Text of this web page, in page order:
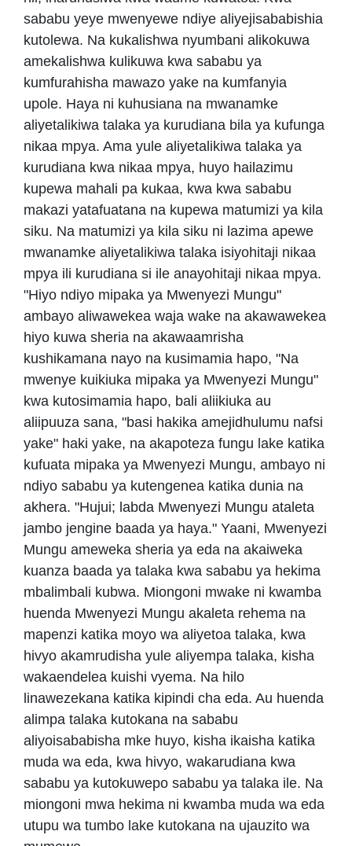
sababu yeye mwenyewe ndiye aliyejisababishia
kutolewa. Na kukalishwa nyumbani alikokuwa
amekalishwa kulikuwa kwa sababu ya
kumfurahisha mawazo yake na kumfanyia
upole. Haya ni kuhusiana na mwanamke
aliyetalikiwa talaka ya kurudiana bila ya kufunga
nikaa mpya. Ama yule aliyetalikiwa talaka ya
kurudiana kwa nikaa mpya, huyo hailazimu
kupewa mahali pa kukaa, kwa kwa sababu
makazi yatafuatana na kupewa matumizi ya kila
siku. Na matumizi ya kila siku ni lazima apewe
mwanamke aliyetalikiwa talaka isiyohitaji nikaa
mpya ili kurudiana si ile anayohitaji nikaa mpya.
"Hiyo ndiyo mipaka ya Mwenyezi Mungu"
ambayo aliwawekea waja wake na akawawekea
hiyo kuwa sheria na akawaamrisha
kushikamana nayo na kusimamia hapo, "Na
mwenye kuikiuka mipaka ya Mwenyezi Mungu"
kwa kutosimamia hapo, bali aliikiuka au
aliipuuza sana, "basi hakika amejidhulumu nafsi
yake" haki yake, na akapoteza fungu lake katika
kufuata mipaka ya Mwenyezi Mungu, ambayo ni
ndiyo sababu ya kutengenea katika dunia na
akhera. "Hujui; labda Mwenyezi Mungu ataleta
jambo jengine baada ya haya." Yaani, Mwenyezi
Mungu ameweka sheria ya eda na akaiweka
kuanza baada ya talaka kwa sababu ya hekima
mbalimbali kubwa. Miongoni mwake ni kwamba
huenda Mwenyezi Mungu akaleta rehema na
mapenzi katika moyo wa aliyetoa talaka, kwa
hivyo akamrudisha yule aliyempa talaka, kisha
wakaendelea kuishi vyema. Na hilo
linawezekana katika kipindi cha eda. Au huenda
alimpa talaka kutokana na sababu
aliyoisababisha mke huyo, kisha ikaisha katika
muda wa eda, kwa hivyo, wakarudiana kwa
sababu ya kutokuwepo sababu ya talaka ile. Na
miongoni mwa hekima ni kwamba muda wa eda
utupu wa tumbo lake kutokana na ujauzito wa